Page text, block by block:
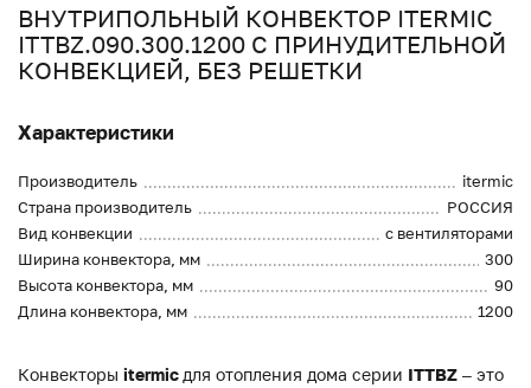
ВНУТРИПОЛЬНЫЙ КОНВЕКТОР ITERMIC
ITTBZ.090.300.1200 С ПРИНУДИТЕЛЬНОЙ
КОНВЕКЦИЕЙ, БЕЗ РЕШЕТКИ
Характеристики
Производитель
itermic
Страна производитель
РОССИЯ
Вид конвекции
с вентиляторами
Ширина конвектора, мм
300
Высота конвектора, мм
90
Длина конвектора, мм
1200
Конвекторы itermic для отопления дома серии ITTBZ – это